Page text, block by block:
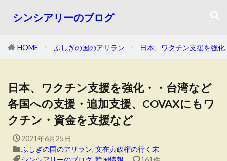
シンシアリーのブログ
HOME ふしぎの国のアリラン 日本、ワクチン支援を強
日本、ワクチン支援を強化・・台湾など
各国への支援・追加支援、COVAXにもワ
クチン・資金を支援など
2021年6月25日
ふしぎの国のアリラン, 文在寅政権の行く末